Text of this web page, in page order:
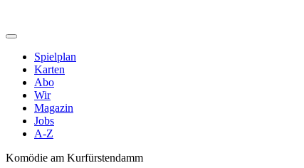
Spielplan
Karten
Abo
Wir
Magazin
Jobs
A-Z
Komödie am Kurfürstendamm